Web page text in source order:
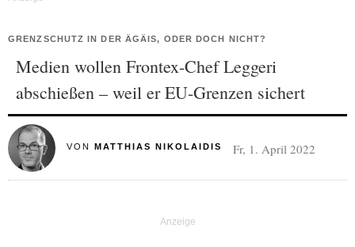
GRENZSCHUTZ IN DER ÄGÄIS, ODER DOCH NICHT?
Medien wollen Frontex-Chef Leggeri
abschießen – weil er EU-Grenzen sichert
VON MATTHIAS NIKOLAIDIS Fr, 1. April 2022